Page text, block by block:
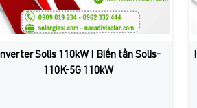
Inverter Solis 110kW I Biến tần Solis-
110K-5G 110kW